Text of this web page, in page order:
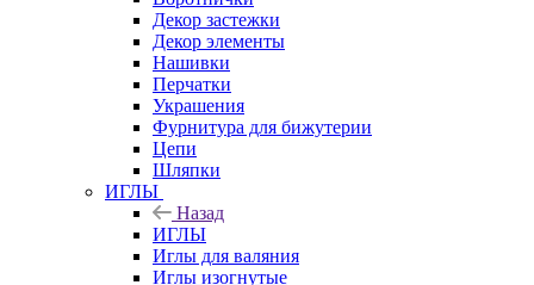
Декор застежки
Декор элементы
Нашивки
Перчатки
Украшения
Фурнитура для бижутерии
Цепи
Шляпки
ИГЛЫ
Назад
ИГЛЫ
Иглы для валяния
Иглы изогнутые